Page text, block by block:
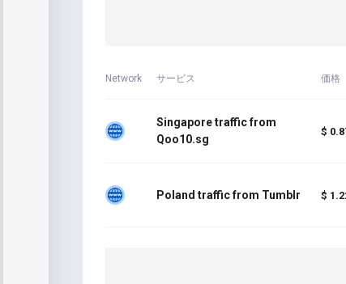
Network サービス 価格
Singapore traffic from
Qoo10.sg
$
Poland traffic from Tumblr $